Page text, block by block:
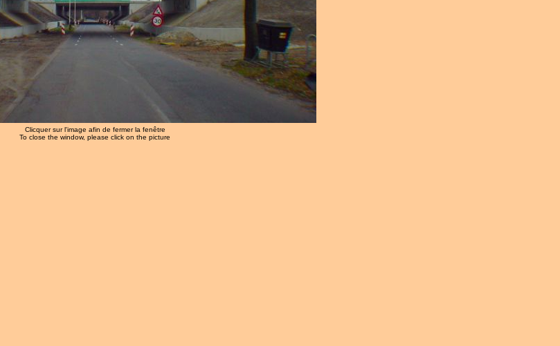
Clicquer sur l'image afin de fermer la fenêtre
To close the window, please click on the picture